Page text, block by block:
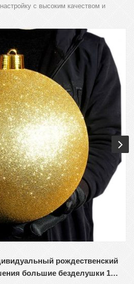
с высоким качеством и
рождественский
большие безделушки 15